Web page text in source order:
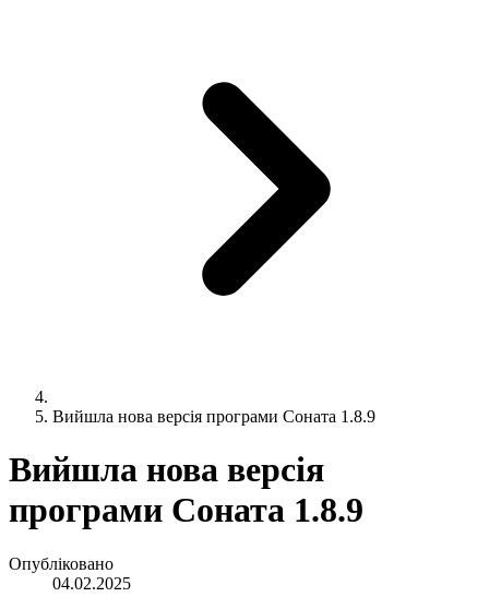
Вийшла нова версія програми Соната 1.8.9
Вийшла нова версія
програми Соната 1.8.9
Опубліковано
04.02.2025